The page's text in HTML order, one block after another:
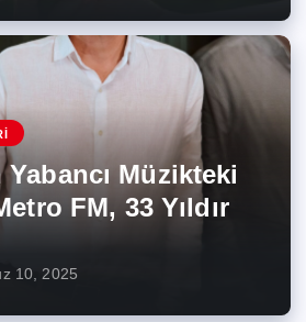
Müzikteki
FM, 33 Yıldır
10, 2025